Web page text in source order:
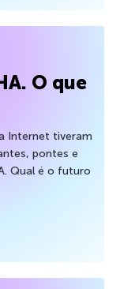
O que
Internet tiveram
pontes e
Qual é o futuro